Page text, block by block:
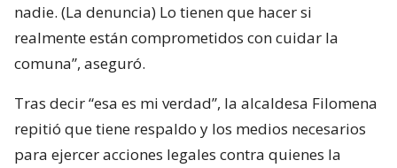
nadie. (La denuncia) Lo tienen que hacer si
realmente están comprometidos con cuidar la
comuna”, aseguró.
Tras decir “esa es mi verdad”, la alcaldesa Filomena
repitió que tiene respaldo y los medios necesarios
para ejercer acciones legales contra quienes la